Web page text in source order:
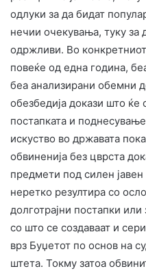
одлуки за да бидат
нечии очекувања, туку за
одржливи. Во
повеќе од една година,
беа анализирани обемни
обезбедија докази што
постапката и
искуство во државата
обвиненија без цврста
предмети под силен
неретко резултира со
долготрајни постапки
со што се создаваат и
врз Буџетот по основ на
штета. Токму затоа